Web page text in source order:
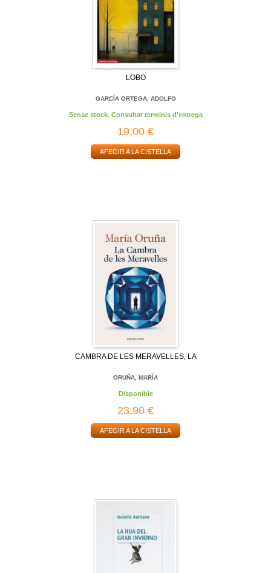
LOBO
GARCÍA ORTEGA, ADOLFO
Sense stock. Consultar terminis d'entrega
19,00 €
AFEGIR A LA CISTELLA
CAMBRA DE LES MERAVELLES, LA
ORUÑA, MARÍA
Disponible
23,90 €
AFEGIR A LA CISTELLA